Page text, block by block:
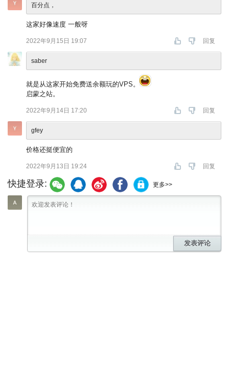
百分点，
这家好像速度 一般呀
2022年9月15日 19:07 回复
saber
就是从这家开始免费送余额玩的VPS。
启蒙之站。
2022年9月14日 17:20 回复
gfey
价格还挺便宜的
2022年9月13日 19:24 回复
快捷登录: 更多>>
发表评论